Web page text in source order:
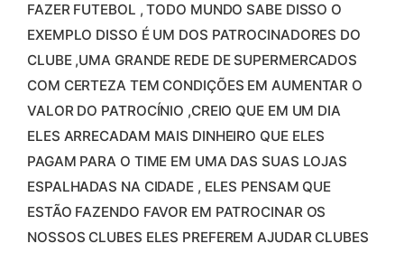
FAZER FUTEBOL , TODO MUNDO SABE DISSO O
EXEMPLO DISSO É UM DOS PATROCINADORES DO
CLUBE ,UMA GRANDE REDE DE SUPERMERCADOS
COM CERTEZA TEM CONDIÇÕES EM AUMENTAR O
VALOR DO PATROCÍNIO ,CREIO QUE EM UM DIA
ELES ARRECADAM MAIS DINHEIRO QUE ELES
PAGAM PARA O TIME EM UMA DAS SUAS LOJAS
ESPALHADAS NA CIDADE , ELES PENSAM QUE
ESTÃO FAZENDO FAVOR EM PATROCINAR OS
NOSSOS CLUBES ELES PREFEREM AJUDAR CLUBES